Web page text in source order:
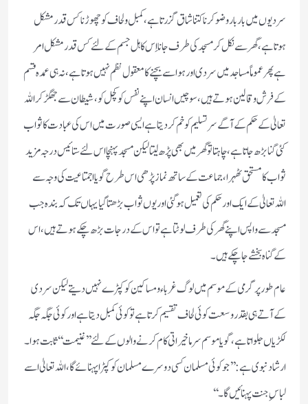
سردیوں میں باربار وضوکرنا کتنا شاق گزرتا ہے ،کمبل ولحاف کو چھوڑنا کس قدر مشکل
ہوتا ہے ، گھر سے نکل کر مسجد کی طرف جانا اِس کاہل جسم کے لئے کس قدر مشکل امر
ہے پھر عموماً مساجد میں سردی اور ہوا سے بچنے کامعقول نظم نہیں ہوتا ہے ،نہ ہی عمدہ قسم
کے فرش وقالین ہوتے ہیں ،سوچیں انسان اپنے نفس کو کچل کو،شیطان سے جھگڑ کر اللہ
تعالیٰ کے حکم کے آگے سر تسلیم کو خم کردیتا ہے ایسی صورت میں اس کی عبادت کا ثواب
کئی گنا بڑھ جاتا ہے ،چاہتا تو گھر میں بھی پڑھ لیتا لیکن مسجد پہنچا اس لئے ستائیس درجہ مزید
ثواب کامستحق ٹھہرا، جماعت کے ساتھ نماز پڑھی اس طرح گویا اجمتاعیت کی وجہ سے
اللہ تعالیٰ کے ایک اور حکم کی تعمیل ہوگئی اور یوں ثواب بڑھتا گیا یہاں تک کہ بندہ جب
مسجد سے واپس اپنے گھر کی طرف لوٹتا ہے تو اس کے درجات بڑھ چکے ہوتے ہیں،اس
کے گناہ بخشے جاچکے ہیں ۔
عام طورپر گرمی کے موسم میں لوگ غرباء ومساکین کوکپڑے نہیں دیتے لیکن سردی
کے آتے ہی بقدر وسعت کوئی لحاف تقسیم کرتا ہے تو کوئی کمبل دیتا ہے اور کوئی جگہ جگہ
لکڑیاں جلواتا ہے ، گویا موسم سرما خیراتی کام کرنے والوں کے لئے ’’غنیمت‘‘ ثابت ہوا۔
ارشاد نبوی ہے: ’’جو کوئی مسلمان کسی دوسرے مسلمان کو کپڑا پہنائے گا، اللہ تعالیٰ اسے
لباس ِجنت پہنائیں گا۔‘‘